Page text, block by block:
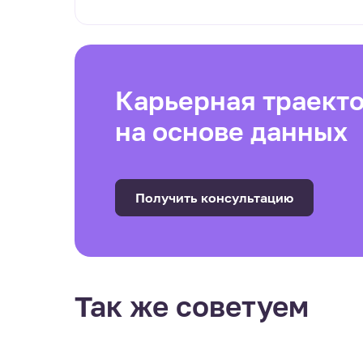
Карьерная
на основе данных
Получить консультацию
Так же советуем